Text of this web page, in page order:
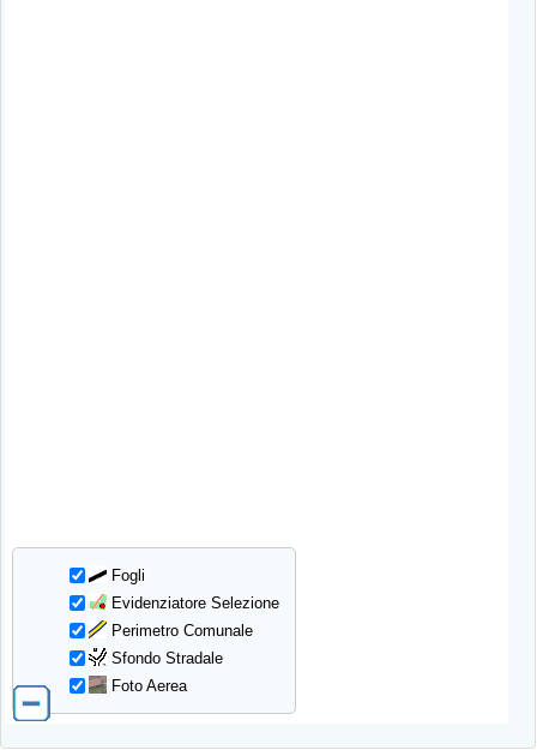
Fogli
Evidenziatore Selezione
Perimetro Comunale
Sfondo Stradale
Foto Aerea